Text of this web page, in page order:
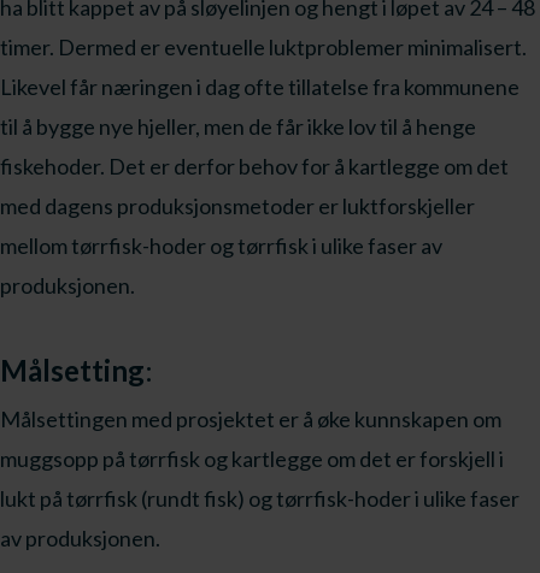
ha blitt kappet av på sløyelinjen og hengt i løpet av 24 – 48
timer. Dermed er eventuelle luktproblemer minimalisert.
Likevel får næringen i dag ofte tillatelse fra kommunene
til å bygge nye hjeller, men de får ikke lov til å henge
fiskehoder. Det er derfor behov for å kartlegge om det
med dagens produksjonsmetoder er luktforskjeller
mellom tørrfisk-hoder og tørrfisk i ulike faser av
produksjonen.
Målsetting:
Målsettingen med prosjektet er å øke kunnskapen om
muggsopp på tørrfisk og kartlegge om det er forskjell i
lukt på tørrfisk (rundt fisk) og tørrfisk-hoder i ulike faser
av produksjonen.